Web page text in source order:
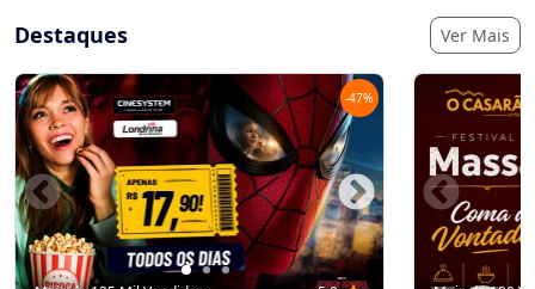
Destaques Ver Mais
-47%